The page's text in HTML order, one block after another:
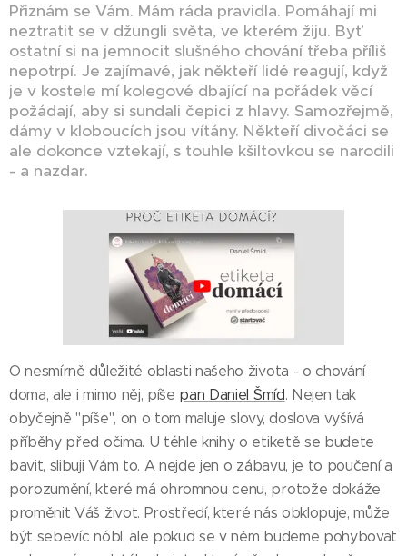
Přiznám se Vám. Mám ráda pravidla. Pomáhají mi
neztratit se v džungli světa, ve kterém žiju. Byť
ostatní si na jemnocit slušného chování třeba příliš
nepotrpí. Je zajímavé, jak někteří lidé reagují, když
je v kostele mí kolegové dbající na pořádek věcí
požádají, aby si sundali čepici z hlavy. Samozřejmě,
dámy v kloboucích jsou vítány. Někteří divočáci se
ale dokonce vztekají, s touhle kšiltovkou se narodili
- a nazdar.
O nesmírně důležité oblasti našeho života - o chování
doma, ale i mimo něj, píše pan Daniel Šmíd. Nejen tak
obyčejně "píše", on o tom maluje slovy, doslova vyšívá
příběhy před očima. U téhle knihy o etiketě se budete
bavit, slibuji Vám to. A nejde jen o zábavu, je to poučení a
porozumění, které má ohromnou cenu, protože dokáže
proměnit Váš život. Prostředí, které nás obklopuje, může
být sebevíc nóbl, ale pokud se v něm budeme pohybovat